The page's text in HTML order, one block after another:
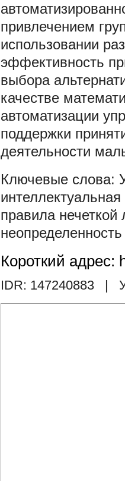
привлечением
использовании
эффективность
выбора
качестве
автоматизации
поддержки
деятельности
правила нечеткой
неопределенность
Короткий адрес:
IDR: 147240883 |